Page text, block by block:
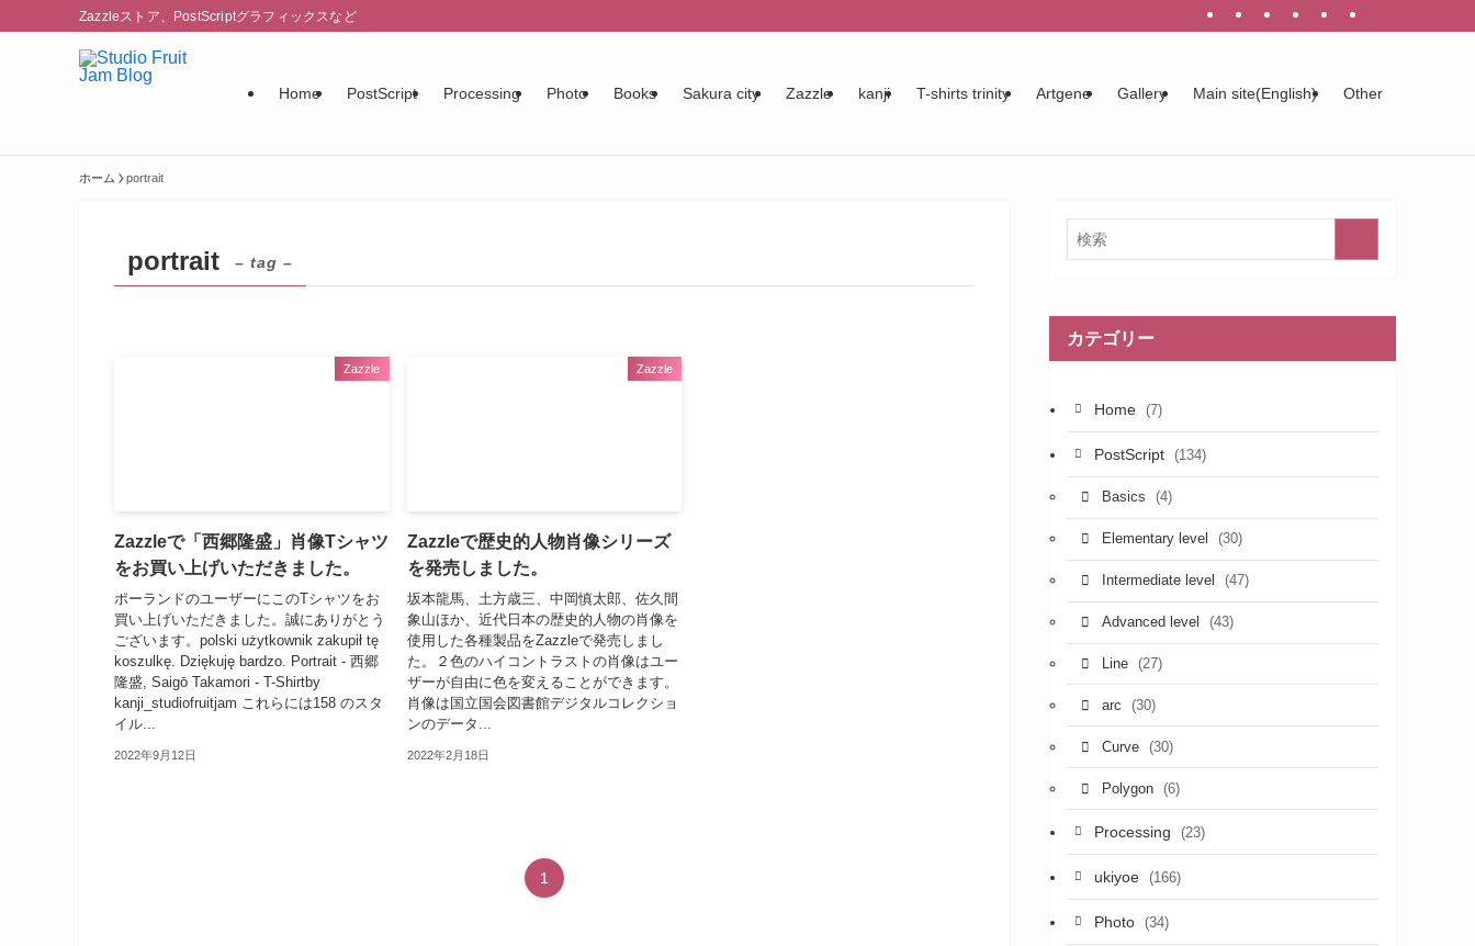
Zazzleストア、PostScriptグラフィックスなど
Home PostScript Processing Photo Books Sakura city Zazzle kanji T-shirts trinity Artgene Gallery Main site(English) Other
ホーム portrait
portrait – tag –
Zazzle
Zazzleで「西郷隆盛」肖像Tシャツ
をお買い上げいただきました。
ポーランドのユーザーにこのTシャツをお
買い上げいただきました。誠にありがとう
ございます。polski użytkownik zakupił tę
koszulkę. Dziękuję bardzo. Portrait - 西郷
隆盛, Saigō Takamori - T-Shirtby
kanji_studiofruitjam これらには158 のスタ
イル...
2022年9月12日
Zazzle
Zazzleで歴史的人物肖像シリーズ
を発売しました。
坂本龍馬、土方歳三、中岡慎太郎、佐久間
象山ほか、近代日本の歴史的人物の肖像を
使用した各種製品をZazzleで発売しまし
た。２色のハイコントラストの肖像はユー
ザーが自由に色を変えることができます。
肖像は国立国会図書館デジタルコレクショ
ンのデータ...
2022年2月18日
1
カテゴリー
Home (7)
PostScript (134)
Basics (4)
Elementary level (30)
Intermediate level (47)
Advanced level (43)
Line (27)
arc (30)
Curve (30)
Polygon (6)
Processing (23)
ukiyoe (166)
Photo (34)